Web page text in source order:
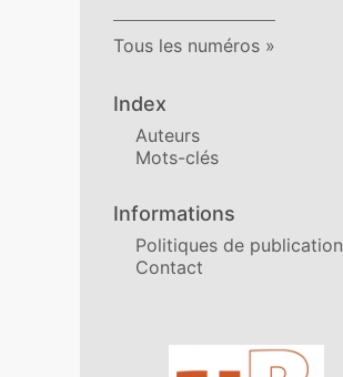
Tous les numéros
Index
Auteurs
Mots-clés
Informations
Politiques de publication
Contact
Affiliations/partenaires